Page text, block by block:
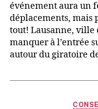
événement aura un
déplacements, mais
tout! Lausanne, ville
manquer à l’entrée
autour du giratoire